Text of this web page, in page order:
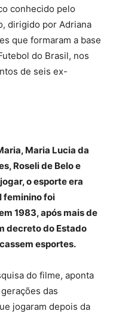
conhecido pelo
dirigido por Adriana
que formaram a base
do Brasil, nos
de seis ex-
Maria Lucia da
Roseli de Belo e
o esporte era
feminino foi
1983, após mais de
decreto do Estado
esportes.
do filme, aponta
das
jogaram depois da